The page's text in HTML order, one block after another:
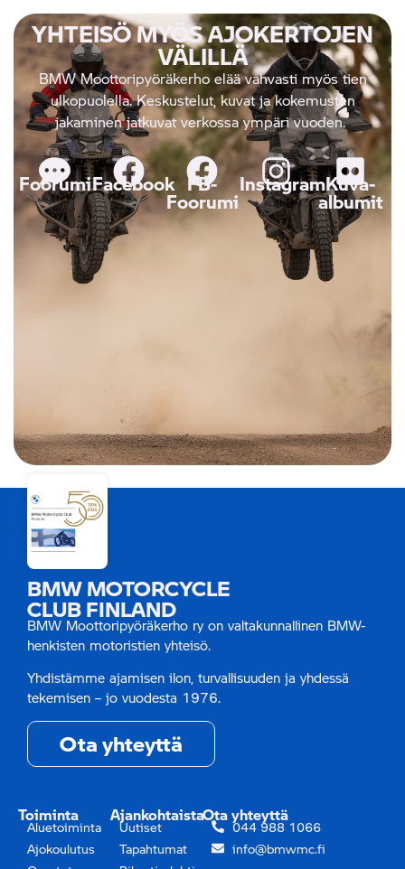
YHTEISÖ MYÖS AJOKERTOJEN
VÄLILLÄ
BMW Moottoripyöräkerho elää vahvasti myös tien
ulkopuolella. Keskustelut, kuvat ja kokemusten
jakaminen jatkuvat verkossa ympäri vuoden.
FoorumiFacebook FB-
Foorumi
InstagramKuva-
albumit
BMW MOTORCYCLE
CLUB FINLAND
BMW Moottoripyöräkerho ry on valtakunnallinen BMW-
henkisten motoristien yhteisö.
Yhdistämme ajamisen ilon, turvallisuuden ja yhdessä
tekemisen – jo vuodesta 1976.
Ota yhteyttä
Toiminta
Aluetoiminta
Ajokoulutus
Ajankohtaista
Uutiset
Tapahtumat
Ota yhteyttä
044 988 1066
info@bmwmc.fi